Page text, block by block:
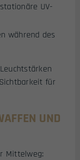
UV-
während des
für
UND
Mittelweg: